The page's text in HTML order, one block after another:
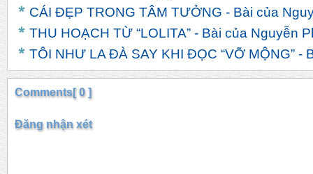
CÁI ĐẸP TRONG TÂM TƯỞNG - Bài của
THU HOẠCH TỪ “LOLITA” - Bài của Nguyễn
TÔI NHƯ LA ĐÀ SAY KHI ĐỌC “VỠ MỘNG” -
Comments[ 0 ]
Đăng nhận xét